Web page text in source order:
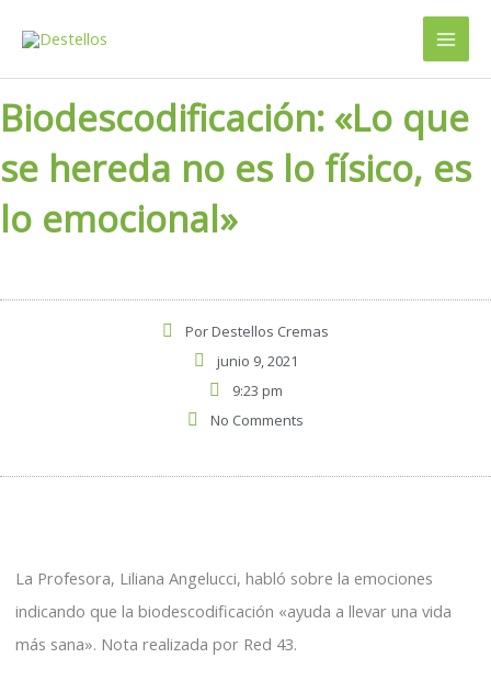
Biodescodificación: «Lo que
se hereda no es lo físico, es
lo emocional»
PorDestellos Cremas
junio 9, 2021
9:23 pm
No Comments
La Profesora, Liliana Angelucci, habló sobre la emociones
indicando que la biodescodificación «ayuda a llevar una vida
más sana». Nota realizada por Red 43.